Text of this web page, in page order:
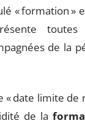
« formation »
de la
« date limite
de la